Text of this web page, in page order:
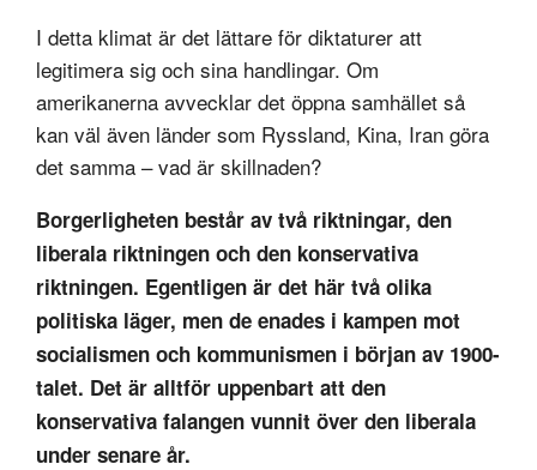
I detta klimat är det lättare för diktaturer att
legitimera sig och sina handlingar. Om
amerikanerna avvecklar det öppna samhället så
kan väl även länder som Ryssland, Kina, Iran göra
det samma – vad är skillnaden?
Borgerligheten består av två riktningar, den
liberala riktningen och den konservativa
riktningen. Egentligen är det här två olika
politiska läger, men de enades i kampen mot
socialismen och kommunismen i början av 1900-
talet. Det är alltför uppenbart att den
konservativa falangen vunnit över den liberala
under senare år.